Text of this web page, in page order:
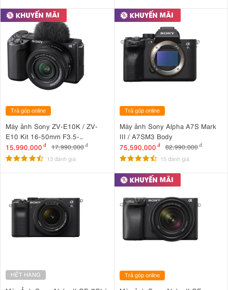
Trả góp online
Máy ảnh Sony ZV-E10K / ZV-
E10 Kit 16-50mm F3.5-
5.6 OSS II
15,990,000 đ 17,990,000đ
13 đánh giá
Trả góp online
Máy ảnh Sony Alpha A7S Mark
III / A7SM3 Body
75,590,000 đ 82,990,000 đ
15 đánh giá
HẾT HÀNG Trả góp online